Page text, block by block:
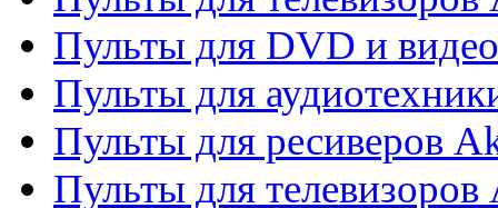
Пульты для DVD и
Пульты для
Пульты для ресиверов
Пульты для телевизоров